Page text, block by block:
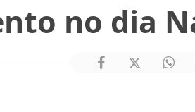
no dia